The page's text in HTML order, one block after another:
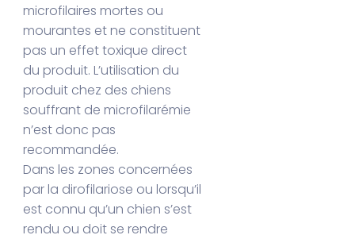
microfilaires mortes ou
mourantes et ne constituent
pas un effet toxique direct
du produit. L’utilisation du
produit chez des chiens
souffrant de microfilarémie
n’est donc pas
recommandée.
Dans les zones concernées
par la dirofilariose ou lorsqu’il
est connu qu’un chien s’est
rendu ou doit se rendre